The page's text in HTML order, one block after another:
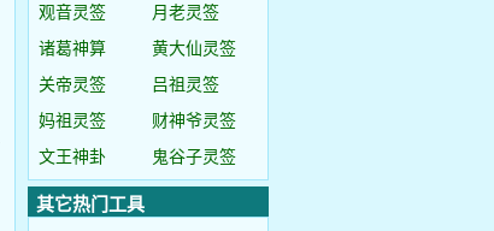
观音灵签
月老灵签
诸葛神算
黄大仙灵签
关帝灵签
吕祖灵签
妈祖灵签
财神爷灵签
文王神卦
鬼谷子灵签
其它热门工具